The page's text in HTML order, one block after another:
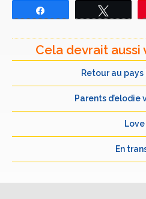
Cela devrait aussi
Retour au
Parents d’elodie
Love
En